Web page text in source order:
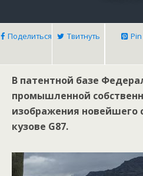
Поделиться Твитнуть Pin
В патентной базе
промышленной
изображения новейшего
кузове G87.